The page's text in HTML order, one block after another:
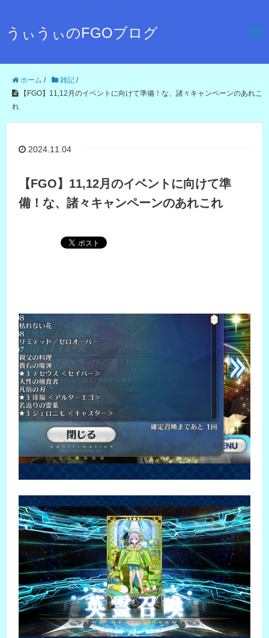
うぃうぃのFGOブログ
ホーム / 雑記 /
【FGO】11,12月のイベントに向けて準備！な、諸々キャンペーンのあれこ
れ
2024.11.04
【FGO】11,12月のイベントに向けて準
備！な、諸々キャンペーンのあれこれ